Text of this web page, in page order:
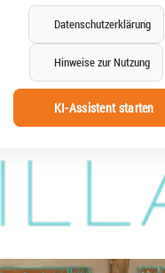
Datenschutzerklärung
Hinweise zur Nutzung
KI-Assistent starten